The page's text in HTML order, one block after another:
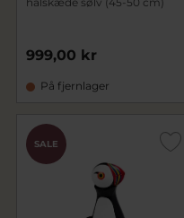
999,00 kr
På fjernlager
SALE